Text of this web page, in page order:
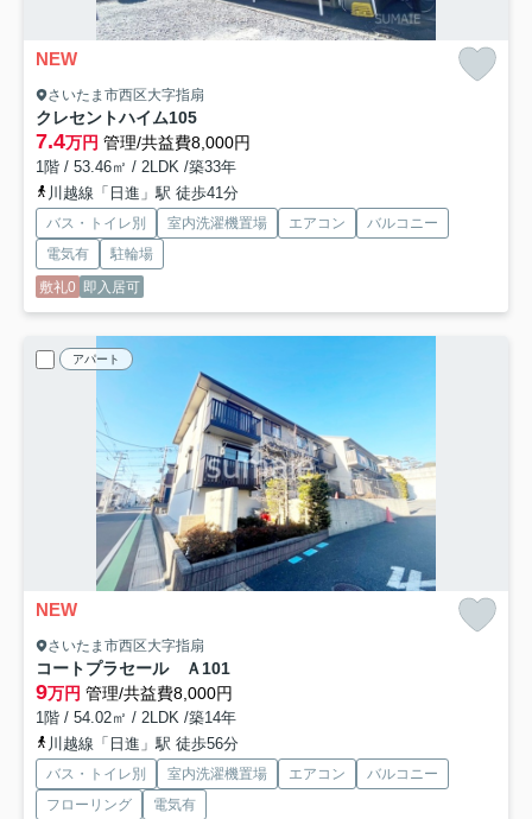
NEW
さいたま市西区大字指扇
クレセントハイム105
7.4万円 管理/共益費8,000円
1階 / 53.46㎡ / 2LDK /築33年
川越線「日進」駅 徒歩41分
バス・トイレ別 室内洗濯機置場 エアコン
バルコニー
電気有
駐輪場
敷礼0 即入居可
アパート
NEW
さいたま市西区大字指扇
コートプラセール Ａ 101
9万円 管理/共益費8,000円
1階 / 54.02㎡ / 2LDK /築14年
川越線「日進」駅 徒歩56分
バス・トイレ別 室内洗濯機置場 エアコン
バルコニー
フローリング
電気有